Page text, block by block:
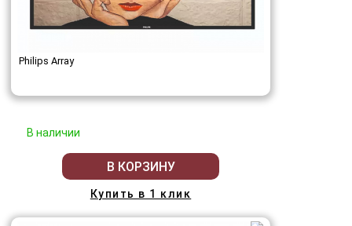
Philips Array
В наличии
В КОРЗИНУ
Купить в 1 клик